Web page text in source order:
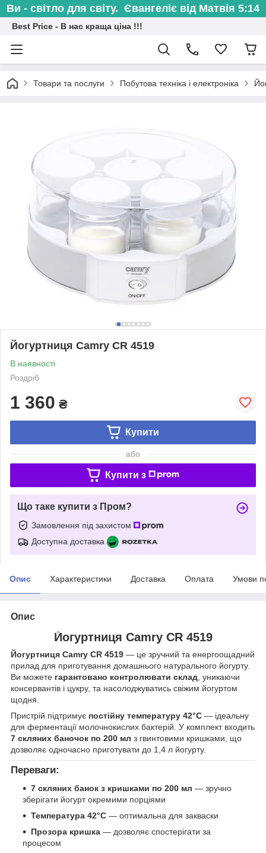
Ви - світло для світу. Євангеліє від Матвія 5:14
Best Price - В нас краща ціна !!!
Товари та послуги Побутова техніка і електроніка
Йогуртниця Camry CR 4519
В наявності
Роздріб
1 360 ₴
Купити
або
Купити з
Що таке купити з Пром?
Замовлення під захистом
Доступна доставка
Опис Характеристики Доставка Оплата Умови
Опис
Йогуртниця Camry CR 4519
Йогуртниця Camry CR 4519 — це зручний та енергоощадний
прилад для приготування домашнього натурального йогурту.
Ви можете гарантовано контролювати склад , уникаючи
консервантів і цукру, та насолоджуватись свіжим йогуртом
щодня.
Пристрій підтримує постійну температуру 42°C — ідеальну
для ферментації молочнокислих бактерій. У комплект входить
7 скляних баночок по 200 мл з гвинтовими кришками, що
дозволяє одночасно приготувати до 1,4 л йогурту.
Переваги:
7 скляних банок з кришками по 200 мл — зручно
зберігати йогурт окремими порціями
Температура 42°C — оптимальна для закваски
Прозора кришка — дозволяє спостерігати за
процесом